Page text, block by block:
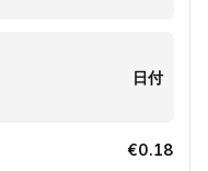
日付
€0.18